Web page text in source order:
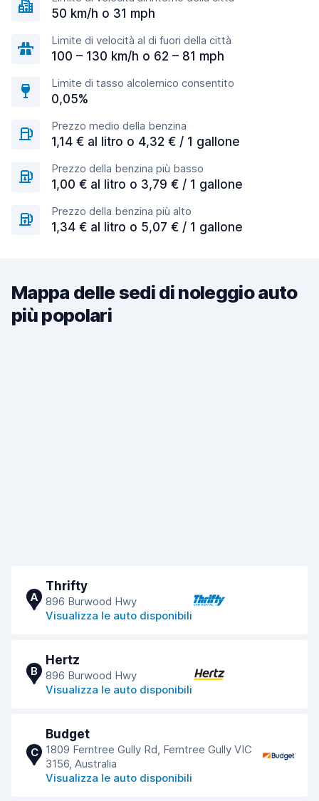
50 km/h o 31 mph
Limite di velocità al di fuori della città
100 – 130 km/h o 62 – 81 mph
Limite di tasso alcolemico consentito
0,05%
Prezzo medio della benzina
1,14 € al litro o 4,32 € / 1 gallone
Prezzo della benzina più basso
1,00 € al litro o 3,79 € / 1 gallone
Prezzo della benzina più alto
1,34 € al litro o 5,07 € / 1 gallone
Mappa delle sedi di noleggio auto
più popolari
A
Thrifty
896 Burwood Hwy
Visualizza le auto disponibili
B
Hertz
896 Burwood Hwy
Visualizza le auto disponibili
C
Budget
1809 Ferntree Gully Rd, Ferntree Gully VIC
3156, Australia
Visualizza le auto disponibili